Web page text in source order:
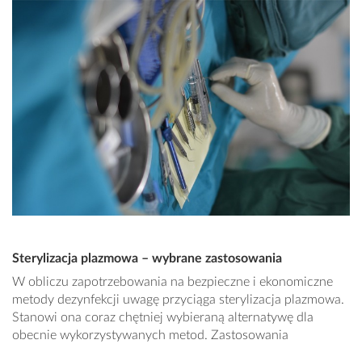
Sterylizacja plazmowa – wybrane zastosowania
W obliczu zapotrzebowania na bezpieczne i ekonomiczne
metody dezynfekcji uwagę przyciąga sterylizacja plazmowa.
Stanowi ona coraz chętniej wybieraną alternatywę dla
obecnie wykorzystywanych metod. Zastosowania